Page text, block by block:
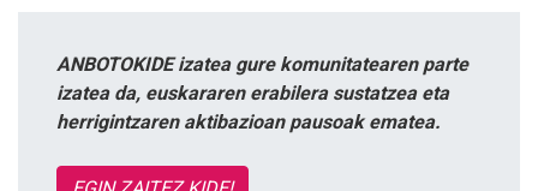
ANBOTOKIDE izatea gure komunitatearen parte
izatea da, euskararen erabilera sustatzea eta
herrigintzaren aktibazioan pausoak ematea.